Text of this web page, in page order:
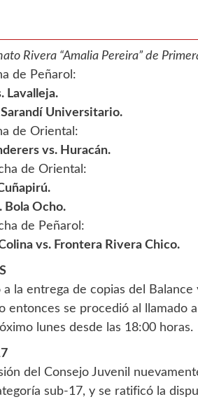
Rivera “Amalia Pereira” de
de Peñarol:
Lavalleja.
Sarandí Universitario.
de Oriental:
vs. Huracán.
de Oriental:
Bola Ocho.
de Peñarol:
vs. Frontera Rivera Chico.
la entrega de copias del
entonces se procedió al llamado
lunes desde las 18:00 horas.
del Consejo Juvenil
sub-17, y se ratificó la